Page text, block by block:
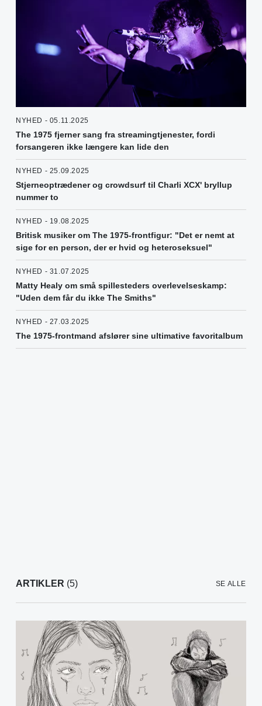
NYHED - 05.11.2025
The 1975 fjerner sang fra streamingtjenester, fordi
forsangeren ikke længere kan lide den
NYHED - 25.09.2025
Stjerneoptrædener og crowdsurf til Charli XCX' bryllup
nummer to
NYHED - 19.08.2025
Britisk musiker om The 1975-frontfigur: "Det er nemt at
sige for en person, der er hvid og heteroseksuel"
NYHED - 31.07.2025
Matty Healy om små spillesteders overlevelseskamp:
"Uden dem får du ikke The Smiths"
NYHED - 27.03.2025
The 1975-frontmand afslører sine ultimative favoritalbum
ARTIKLER (5) SE ALLE